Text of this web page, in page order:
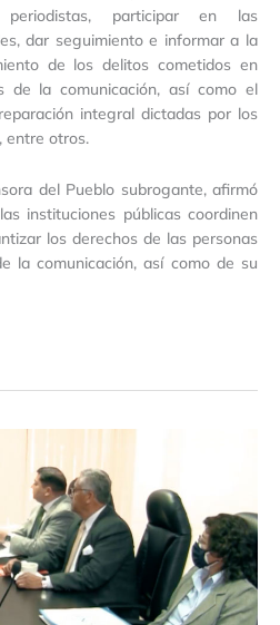
participar en las
dar seguimiento e informar a la
de los delitos cometidos en
de la comunicación, así como el
integral dictadas por los
entre otros.
del Pueblo subrogante, afirmó
instituciones públicas coordinen
los derechos de las personas
la comunicación, así como de su